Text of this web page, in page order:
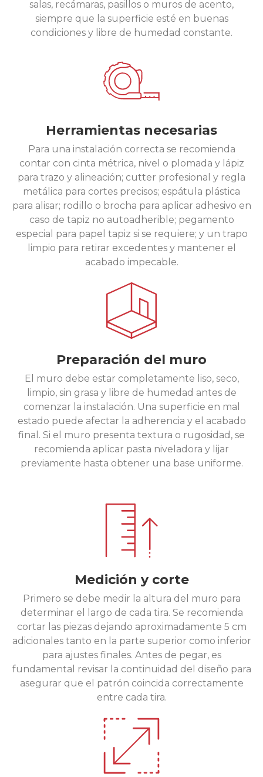
salas, recámaras, pasillos o muros de acento,
siempre que la superficie esté en buenas
condiciones y libre de humedad constante.
Herramientas necesarias
Para una instalación correcta se recomienda
contar con cinta métrica, nivel o plomada y lápiz
para trazo y alineación; cutter profesional y regla
metálica para cortes precisos; espátula plástica
para alisar; rodillo o brocha para aplicar adhesivo en
caso de tapiz no autoadherible; pegamento
especial para papel tapiz si se requiere; y un trapo
limpio para retirar excedentes y mantener el
acabado impecable.
Preparación del muro
El muro debe estar completamente liso, seco,
limpio, sin grasa y libre de humedad antes de
comenzar la instalación. Una superficie en mal
estado puede afectar la adherencia y el acabado
final. Si el muro presenta textura o rugosidad, se
recomienda aplicar pasta niveladora y lijar
previamente hasta obtener una base uniforme.
Medición y corte
Primero se debe medir la altura del muro para
determinar el largo de cada tira. Se recomienda
cortar las piezas dejando aproximadamente 5 cm
adicionales tanto en la parte superior como inferior
para ajustes finales. Antes de pegar, es
fundamental revisar la continuidad del diseño para
asegurar que el patrón coincida correctamente
entre cada tira.